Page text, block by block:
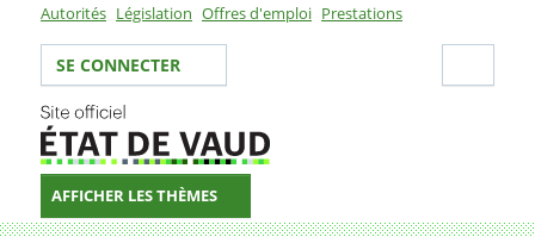
Sous-navigation
Autorités Législation Offres d'emploi Prestations
Votre identité
SE CONNECTER
AFFICHER LES THÈMES